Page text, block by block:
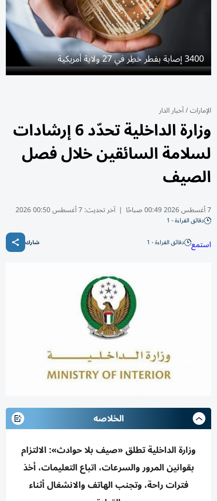
3400 إصابة بفطر خطِر في 27 ولاية أمريكية
الإمارات/أخبار الدار
وزارة الداخلية تحدّد 6 إرشادات
لسلامة السائقين خلال فصل
الصيف
7 أغسطس 2026 00:49 صباحًا | آخر تحديث:7 أغسطس 00:50 2026
دقائق القراءة - 1
استمع دقائق القراءة - 1 شارك
الخلاصه
وزارة الداخلية تطلق «صيف بلا حوادث»: الالتزام
بقوانين المرور والسرعات، اتباع التعليمات، أخذ
فترات راحة، وتجنب الهاتف والانشغال أثناء